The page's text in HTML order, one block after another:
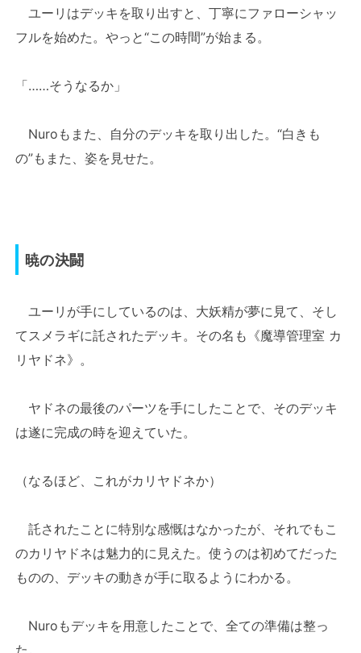
ユーリはデッキを取り出すと、丁寧にファローシャッ
フルを始めた。やっと“この時間”が始まる。
「……そうなるか」
Nuroもまた、自分のデッキを取り出した。“白きも
の”もまた、姿を見せた。
暁の決闘
ユーリが手にしているのは、大妖精が夢に見て、そし
てスメラギに託されたデッキ。その名も《魔導管理室 カ
リヤドネ》。
ヤドネの最後のパーツを手にしたことで、そのデッキ
は遂に完成の時を迎えていた。
（なるほど、これがカリヤドネか）
託されたことに特別な感慨はなかったが、それでもこ
のカリヤドネは魅力的に見えた。使うのは初めてだった
ものの、デッキの動きが手に取るようにわかる。
Nuroもデッキを用意したことで、全ての準備は整っ
た。